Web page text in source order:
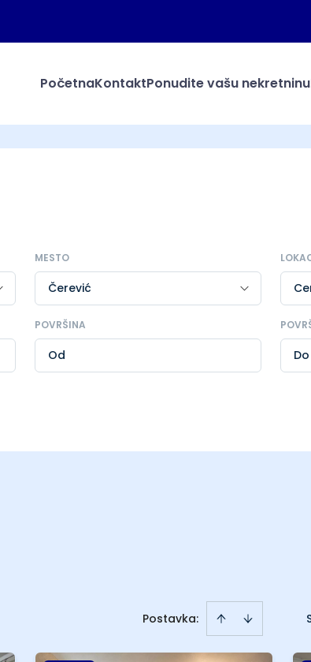
PočetnaKontaktPonudite vašu nekretninu
MESTO
POVRŠINA
Postavka: